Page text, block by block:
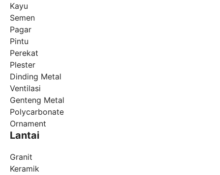
Kayu
Semen
Pagar
Pintu
Perekat
Plester
Dinding Metal
Ventilasi
Genteng Metal
Polycarbonate
Ornament
Lantai
Granit
Keramik